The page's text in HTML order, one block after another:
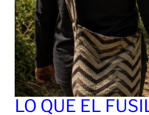
LO QUE EL